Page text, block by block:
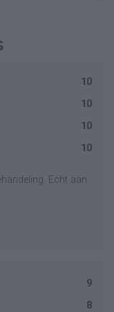
10
10
10
10
Echt aan
9
8